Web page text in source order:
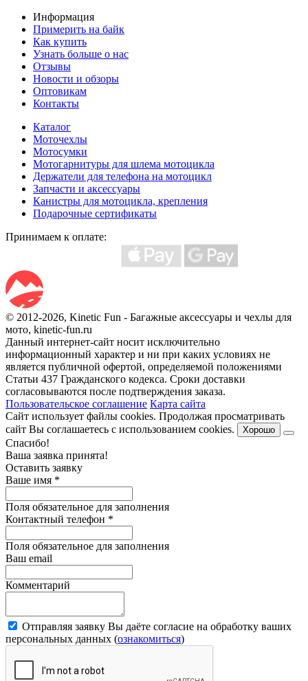
Информация
Примерить на байк
Как купить
Узнать больше о нас
Отзывы
Новости и обзоры
Оптовикам
Контакты
Каталог
Моточехлы
Мотосумки
Мотогарнитуры для шлема мотоцикла
Держатели для телефона на мотоцикл
Запчасти и аксессуары
Канистры для мотоцикла, крепления
Подарочные сертификаты
Принимаем к оплате:
© 2012-2026, Kinetic Fun - Багажные аксессуары и чехлы для
мото, kinetic-fun.ru
Данный интернет-сайт носит исключительно
информационный характер и ни при каких условиях не
является публичной офертой, определяемой положениями
Статьи 437 Гражданского кодекса. Сроки доставки
согласовываются после подтверждения заказа.
Пользовательское соглашение Карта сайта
Сайт использует файлы cookies. Продолжая просматривать
сайт Вы соглашаетесь с использованием cookies.
Хорошо
Спасибо!
Ваша заявка принята!
Оставить заявку
Ваше имя *
Поля обязательное для заполнения
Контактный телефон *
Поля обязательное для заполнения
Ваш email
Комментарий
Отправляя заявку Вы даёте согласие на обработку ваших
персональных данных (ознакомиться)